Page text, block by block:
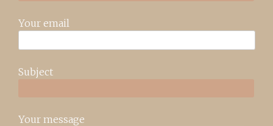
Your email
Subject
Your message